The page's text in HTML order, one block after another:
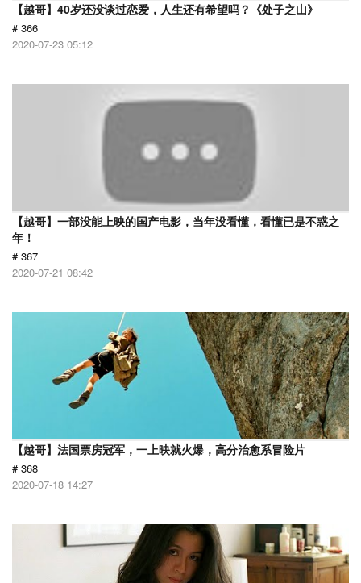
【越哥】40岁还没谈过恋爱，人生还有希望吗？《处子之山》
# 366
2020-07-23 05:12
【越哥】一部没能上映的国产电影，当年没看懂，看懂已是不惑之
年！
# 367
2020-07-21 08:42
【越哥】法国票房冠军，一上映就火爆，高分治愈系冒险片
# 368
2020-07-18 14:27